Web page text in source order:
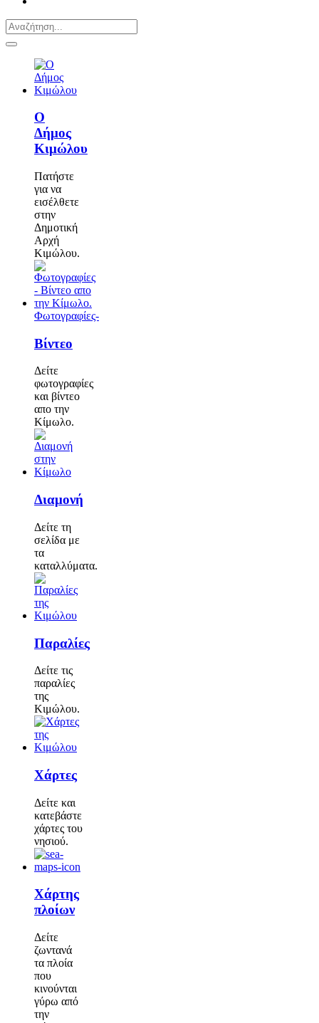
Ο
Δήμος
Κιμώλου
Πατήστε
για να
εισέλθετε
στην
Δημοτική
Αρχή
Κιμώλου.
Φωτογραφίες-
Βίντεο
Δείτε
φωτογραφίες
και βίντεο
απο την
Κίμωλο.
Διαμονή
Δείτε τη
σελίδα με
τα
καταλλύματα.
Παραλίες
Δείτε τις
παραλίες
της
Κιμώλου.
Χάρτες
Δείτε και
κατεβάστε
χάρτες του
νησιού.
Χάρτης
πλοίων
Δείτε
ζωντανά
τα πλοία
που
κινούνται
γύρω από
την